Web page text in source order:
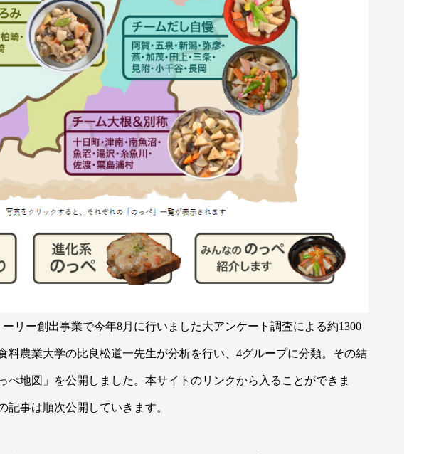
リー創出事業で今年8月に行いました大アンケート調査による約1300
料農業大学の比良松道一先生が分析を行い、4グループに分類。その結
ぺ地図」を公開しました。本サイトのリンクから入ることができま
事は順次公開していきます。